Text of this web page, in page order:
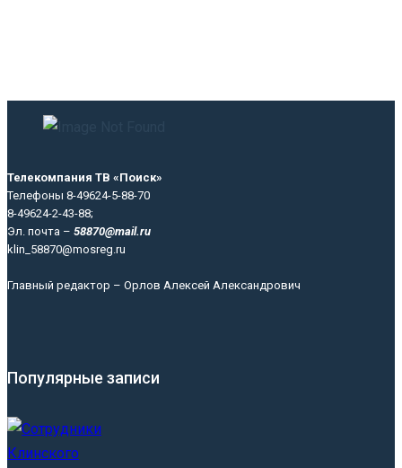
Телекомпания ТВ «Поиск»
Телефоны 8-49624-5-88-70
8-49624-2-43-88;
Эл. почта – 58870@mail.ru
klin_58870@mosreg.ru
Главный редактор – Орлов Алексей Александрович
Популярные записи